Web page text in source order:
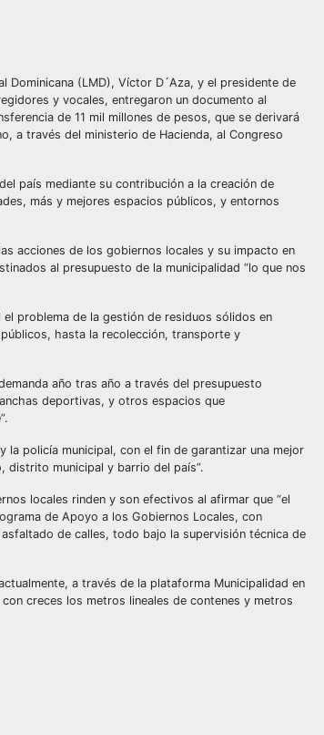
Dominicana (LMD), Víctor D´Aza, y el presidente de
y vocales, entregaron un documento al
de 11 mil millones de pesos, que se derivará
a través del ministerio de Hacienda, al Congreso
país mediante su contribución a la creación de
más y mejores espacios públicos, y entornos
acciones de los gobiernos locales y su impacto en
al presupuesto de la municipalidad “lo que nos
problema de la gestión de residuos sólidos en
hasta la recolección, transporte y
año tras año a través del presupuesto
deportivas, y otros espacios que
policía municipal, con el fin de garantizar una mejor
distrito municipal y barrio del país”.
locales rinden y son efectivos al afirmar que “el
de Apoyo a los Gobiernos Locales, con
de calles, todo bajo la supervisión técnica de
a través de la plataforma Municipalidad en
creces los metros lineales de contenes y metros